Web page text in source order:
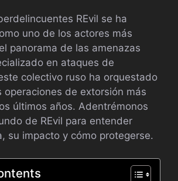
REvil se ha
uno de los actores más
panorama de las amenazas
en ataques de
colectivo ruso ha orquestado
operaciones de extorsión más
últimos años. Adentrémonos
de REvil para entender
su impacto y cómo protegerse.